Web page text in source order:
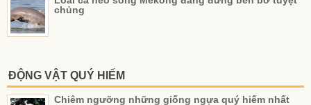
chủng
ĐỘNG VẬT QUÝ HIẾM
Chiêm ngưỡng những giống ngựa quý hiếm nhất